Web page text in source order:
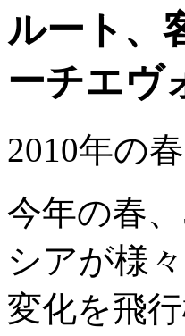
ルート、
ーチエヴ
2010年の春
今年の春
シアが様
変化を飛